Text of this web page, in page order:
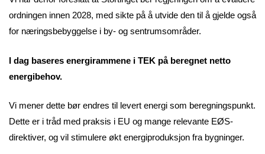
ordningen innen 2028, med sikte på å utvide den til å gjelde også
for næringsbebyggelse i by- og sentrumsområder.
I dag baseres energirammene i TEK på beregnet netto
energibehov.
Vi mener dette bør endres til levert energi som beregningspunkt.
Dette er i tråd med praksis i EU og mange relevante EØS-
direktiver, og vil stimulere økt energiproduksjon fra bygninger.